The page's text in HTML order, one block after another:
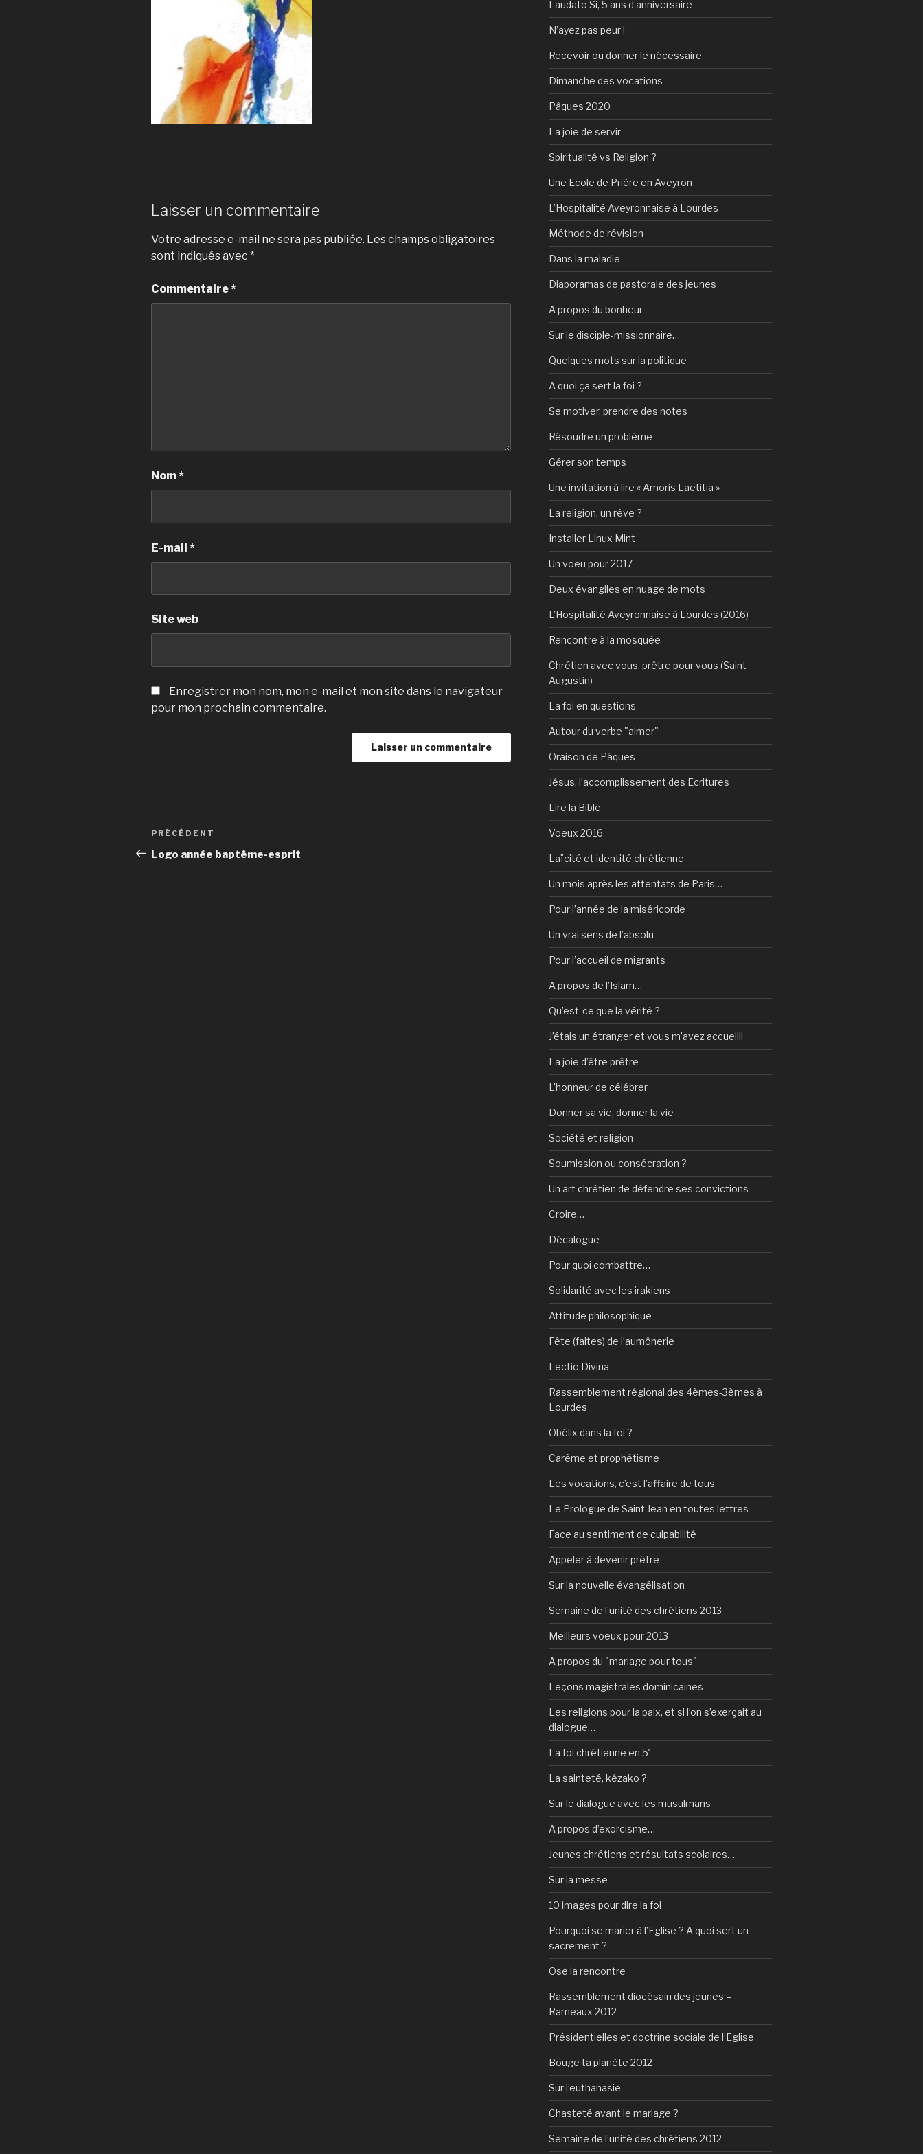
Laisser un commentaire
Votre adresse e-mail ne sera pas publiée. Les champs obligatoires
sont indiqués avec *
Commentaire*
Nom*
E-mail *
Site web
Enregistrer mon nom, mon e-mail et mon site dans le navigateur
pour mon prochain commentaire.
Navigation
de
Article
précédent
PRÉCÉDENT
Logo année baptême-esprit
Laudato Si, 5 ans d’anniversaire
N’ayez pas peur !
Recevoir ou donner le nécessaire
Dimanche des vocations
Pâques 2020
La joie de servir
Spiritualité vs Religion ?
Une Ecole de Prière en Aveyron
L’Hospitalité Aveyronnaise à Lourdes
Méthode de révision
Dans la maladie
Diaporamas de pastorale des jeunes
A propos du bonheur
Sur le disciple-missionnaire…
Quelques mots sur la politique
A quoi ça sert la foi ?
Se motiver, prendre des notes
Résoudre un problème
Gérer son temps
Une invitation à lire « Amoris Laetitia »
La religion, un rêve ?
Installer Linux Mint
Un voeu pour 2017
Deux évangiles en nuage de mots
L’Hospitalité Aveyronnaise à Lourdes (2016)
Rencontre à la mosquée
Chrétien avec vous, prêtre pour vous (Saint
Augustin)
La foi en questions
Autour du verbe "aimer"
Oraison de Pâques
Jésus, l’accomplissement des Ecritures
Lire la Bible
Voeux 2016
Laïcité et identité chrétienne
Un mois après les attentats de Paris…
Pour l’année de la miséricorde
Un vrai sens de l’absolu
Pour l’accueil de migrants
A propos de l’Islam…
Qu’est-ce que la vérité ?
J’étais un étranger et vous m’avez accueilli
La joie d’être prêtre
L’honneur de célébrer
Donner sa vie, donner la vie
Société et religion
Soumission ou consécration ?
Un art chrétien de défendre ses convictions
Croire…
Décalogue
Pour quoi combattre…
Solidarité avec les irakiens
Attitude philosophique
Fête (faites) de l’aumônerie
Lectio Divina
Rassemblement régional des 4èmes-3èmes à
Lourdes
Obélix dans la foi ?
Carême et prophétisme
Les vocations, c’est l’affaire de tous
Le Prologue de Saint Jean en toutes lettres
Face au sentiment de culpabilité
Appeler à devenir prêtre
Sur la nouvelle évangélisation
Semaine de l’unité des chrétiens 2013
Meilleurs voeux pour 2013
A propos du "mariage pour tous"
Leçons magistrales dominicaines
Les religions pour la paix, et si l’on s’exerçait au
dialogue…
La foi chrétienne en 5′
La sainteté, kézako ?
Sur le dialogue avec les musulmans
A propos d’exorcisme…
Jeunes chrétiens et résultats scolaires…
Sur la messe
10 images pour dire la foi
Pourquoi se marier à l’Eglise ? A quoi sert un
sacrement ?
Ose la rencontre
Rassemblement diocésain des jeunes –
Rameaux 2012
Présidentielles et doctrine sociale de l’Eglise
Bouge ta planète 2012
Sur l’euthanasie
Chasteté avant le mariage ?
Semaine de l’unité des chrétiens 2012